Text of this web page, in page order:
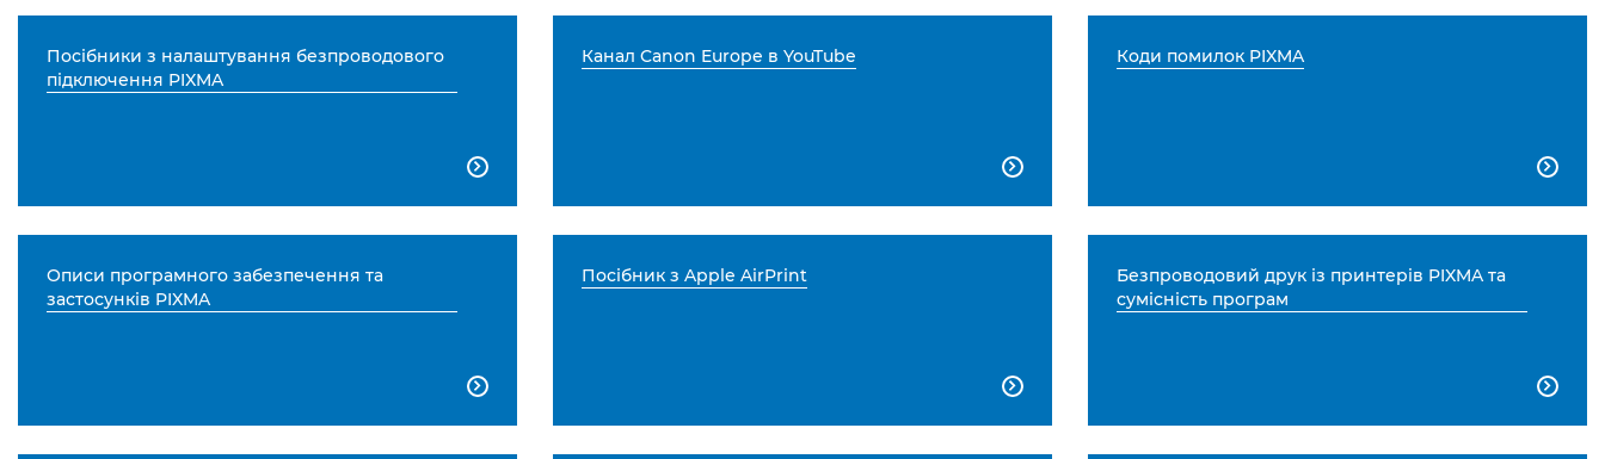
Посібники з налаштування безпроводового
підключення PIXMA

Канал Canon Europe в YouTube

Коди помилок PIXMA

Описи програмного забезпечення та
застосунків PIXMA

Посібник з Apple AirPrint

Безпроводовий друк із принтерів PIXMA та
сумісність програм
